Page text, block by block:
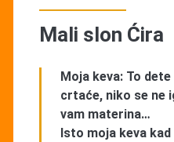
Mali slon Ćira
Moja keva: To
crtaće, niko se ne
vam materina…
Isto moja keva